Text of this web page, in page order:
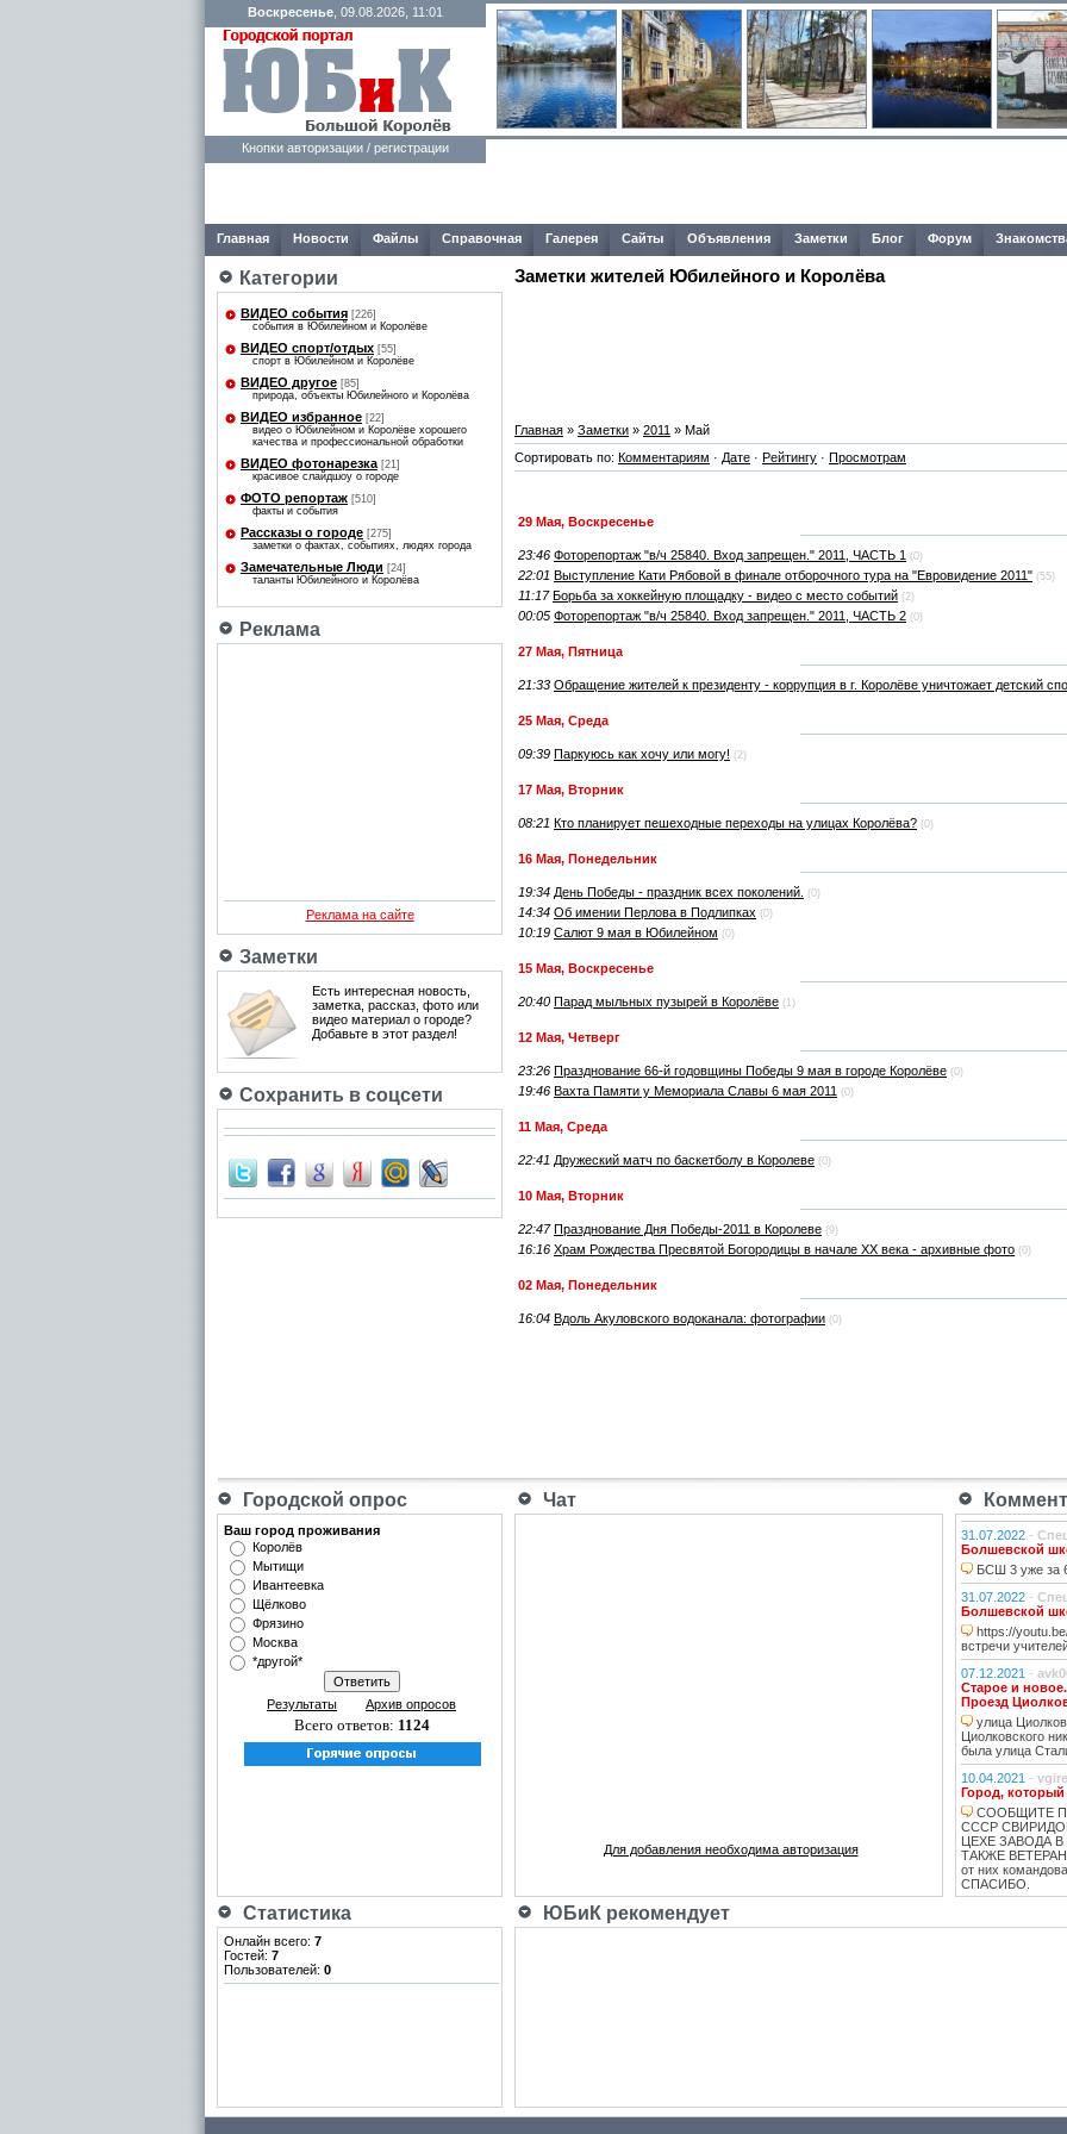
Воскресенье , 09.08.2026, 11:01
Кнопки авторизации / регистрации
Главная Новости Файлы Справочная Галерея Сайты Объявления Заметки Блог Форум
Категории
ВИДЕО события [226]
события в Юбилейном и Королёве
ВИДЕО спорт/отдых [55]
спорт в Юбилейном и Королёве
ВИДЕО другое [85]
природа, объекты Юбилейного и Королёва
ВИДЕО избранное [22]
видео о Юбилейном и Королёве хорошего
качества и профессиональной обработки
ВИДЕО фотонарезка [21]
красивое слайдшоу о городе
ФОТО репортаж [510]
факты и события
Рассказы о городе [275]
заметки о фактах, событиях, людях города
Замечательные Люди [24]
таланты Юбилейного и Королёва
Реклама
Реклама на сайте
Заметки
Есть интересная новость,
заметка, рассказ, фото или
видео материал о городе?
Добавьте в этот раздел!
Сохранить в соцсети
Заметки жителей Юбилейного и Королёва
Главная » Заметки » 2011 » Май
Сортировать по: Комментариям · Дате · Рейтингу · Просмотрам
29 Мая, Воскресенье
23:46 Фоторепортаж "в/ч 25840. Вход запрещен." 2011, ЧАСТЬ 1 (0)
22:01 Выступление Кати Рябовой в финале отборочного тура на "Евровидение 2011" (55)
11:17 Борьба за хоккейную площадку - видео с место событий (2)
00:05 Фоторепортаж "в/ч 25840. Вход запрещен." 2011, ЧАСТЬ 2 (0)
27 Мая, Пятница
21:33 Обращение жителей к президенту - коррупция в г. Королёве уничтожает детский
25 Мая, Среда
09:39 Паркуюсь как хочу или могу! (2)
17 Мая, Вторник
08:21 Кто планирует пешеходные переходы на улицах Королёва? (0)
16 Мая, Понедельник
19:34 День Победы - праздник всех поколений. (0)
14:34 Об имении Перлова в Подлипках (0)
10:19 Салют 9 мая в Юбилейном (0)
15 Мая, Воскресенье
20:40 Парад мыльных пузырей в Королёве (1)
12 Мая, Четверг
23:26 Празднование 66-й годовщины Победы 9 мая в городе Королёве (0)
19:46 Вахта Памяти у Мемориала Славы 6 мая 2011 (0)
11 Мая, Среда
22:41 Дружеский матч по баскетболу в Королеве (0)
10 Мая, Вторник
22:47 Празднование Дня Победы-2011 в Королеве (9)
16:16 Храм Рождества Пресвятой Богородицы в начале XX века - архивные фото (0)
02 Мая, Понедельник
16:04 Вдоль Акуловского водоканала: фотографии (0)
Городской опрос Чат
Ваш город проживания
Королёв
Мытищи
Ивантеевка
Щёлково
Фрязино
Москва
*другой*
Результаты Архив опросов
Всего ответов: 1124
Для добавления необходима авторизация
31.07.2022 -
Болшевской
БСШ 3 уже за
31.07.2022 -
Болшевской
https://
встречи
07.12.2021 -
Старое и
Проезд
улица
Циолковского
была улица
10.04.2021 -
Город,
СООБЩИТЕ
СССР
ЦЕХЕ ЗАВОДА
ТАКЖЕ
от них
СПАСИБО.
Как появился
НЕСКОЛЬКО
Статистика ЮБиК рекомендует
Онлайн всего: 7
Гостей: 7
Пользователей: 0